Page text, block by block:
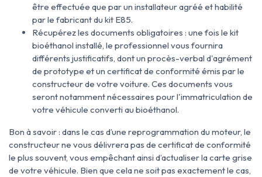
être effectuée que par un installateur agréé et habilité
par le fabricant du kit E85.
Récupérez les documents obligatoires : une fois le kit
bioéthanol installé, le professionnel vous fournira
différents justificatifs, dont un procès-verbal d'agrément
de prototype et un certificat de conformité émis par le
constructeur de votre voiture. Ces documents vous
seront notamment nécessaires pour l'immatriculation de
votre véhicule converti au bioéthanol.
Bon à savoir : dans le cas d’une reprogrammation du moteur, le
constructeur ne vous délivrera pas de certificat de conformité
le plus souvent, vous empêchant ainsi d’actualiser la carte grise
de votre véhicule. Bien que cela ne soit pas exactement le cas,